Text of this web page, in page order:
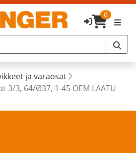
0
ja varaosat
3/3, 64/Ø37, 1-45 OEM LAATU